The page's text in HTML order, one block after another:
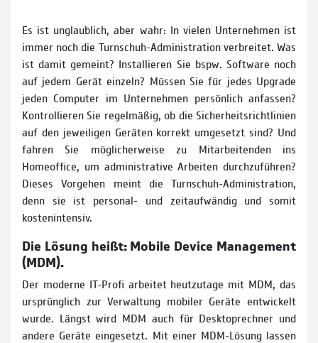
Es ist unglaublich, aber wahr: In vielen Unternehmen ist
immer noch die Turnschuh-Administration verbreitet. Was
ist damit gemeint? Installieren Sie bspw. Software noch
auf jedem Gerät einzeln? Müssen Sie für jedes Upgrade
jeden Computer im Unternehmen persönlich anfassen?
Kontrollieren Sie regelmäßig, ob die Sicherheitsrichtlinien
auf den jeweiligen Geräten korrekt umgesetzt sind? Und
fahren Sie möglicherweise zu Mitarbeitenden ins
Homeoffice, um administrative Arbeiten durchzuführen?
Dieses Vorgehen meint die Turnschuh-Administration,
denn sie ist personal- und zeitaufwändig und somit
kostenintensiv.
Die Lösung heißt: Mobile Device Management
(MDM).
Der moderne IT-Profi arbeitet heutzutage mit MDM, das
ursprünglich zur Verwaltung mobiler Geräte entwickelt
wurde. Längst wird MDM auch für Desktoprechner und
andere Geräte eingesetzt. Mit einer MDM-Lösung lassen